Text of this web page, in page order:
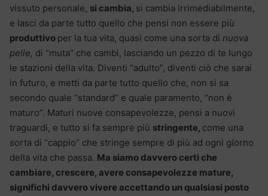
vissuto personale, si cambia, si cambia irrimediabilmente,
e lasci da parte tutto quello che pensi non essere più
produttivo per la tua vita, quasi come una sorta di nuova
pelle, di “muta” che cambi, lasciando un pezzo di te lungo
le stazioni della vita. Diventi “adulto”, diventi ciò che sarai
in futuro, e metti da parte tutto quello che, non si sa
secondo quale “standard” e quale paramento, “non è
maturo”. Maturi nuove consapevolezze, pensi a nuovi
traguardi, e tutto si fa sempre più stringente, come una
sorta di “cappio” che stringe sempre di più ad ogni giorno
della vita che passa. Ma siamo davvero certi che
cambiare, crescere, avere consapevolezze mature,
significhi davvero vivere accettando un qualsiasi posto